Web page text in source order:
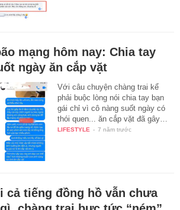
mạng hôm nay: Chia tay
ngày ăn cắp vặt
Với câu chuyện chàng trai kể
phải buộc lòng nói chia tay bạn
gái chỉ vì cô nàng suốt ngày có
thói quen... ăn cắp vặt đã gây…
LIFESTYLE - 7 năm trước
cả tiếng đồng hồ vẫn chưa